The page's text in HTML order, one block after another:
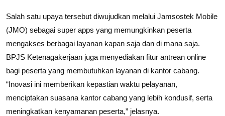
Salah satu upaya tersebut diwujudkan melalui Jamsostek Mobile
(JMO) sebagai super apps yang memungkinkan peserta
mengakses berbagai layanan kapan saja dan di mana saja.
BPJS Ketenagakerjaan juga menyediakan fitur antrean online
bagi peserta yang membutuhkan layanan di kantor cabang.
“Inovasi ini memberikan kepastian waktu pelayanan,
menciptakan suasana kantor cabang yang lebih kondusif, serta
meningkatkan kenyamanan peserta,” jelasnya.